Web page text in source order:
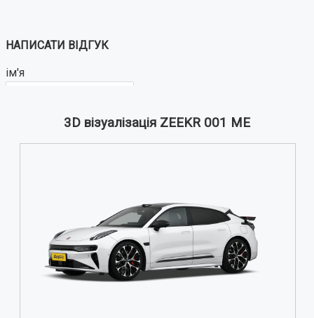
НАПИСАТИ ВІДГУК
ім'я
Ваш відгук:
HTML розмітка не підтримується!
Використовуйте звичайний текст.
Добре
3D візуалізація ZEEKR 001 ME